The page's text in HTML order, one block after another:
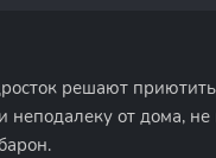
решают
от дома, не